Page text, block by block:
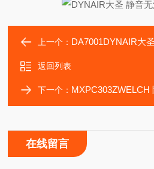
上一个： DA7001DYNAIR大
返回列表
下一个： MXPC303ZWELCH
在线留言